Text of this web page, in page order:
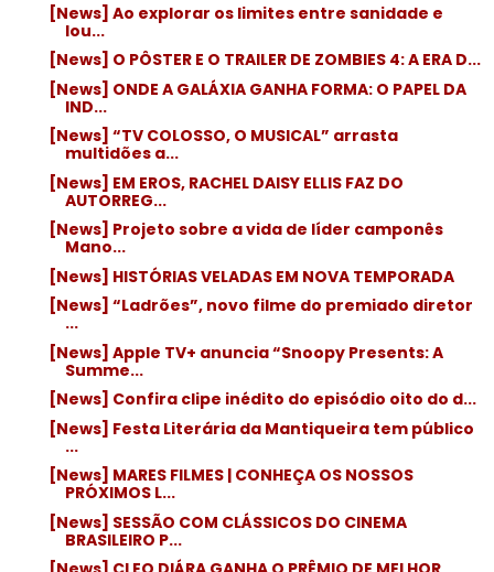
[News] Ao explorar os limites entre sanidade e
lou...
[News] O PÔSTER E O TRAILER DE ZOMBIES 4: A ERA D...
[News] ONDE A GALÁXIA GANHA FORMA: O PAPEL DA
IND...
[News] “TV COLOSSO, O MUSICAL” arrasta
multidões a...
[News] EM EROS, RACHEL DAISY ELLIS FAZ DO
AUTORREG...
[News] Projeto sobre a vida de líder camponês
Mano...
[News] HISTÓRIAS VELADAS EM NOVA TEMPORADA
[News] “Ladrões”, novo filme do premiado diretor
...
[News] Apple TV+ anuncia “Snoopy Presents: A
Summe...
[News] Confira clipe inédito do episódio oito do d...
[News] Festa Literária da Mantiqueira tem público
...
[News] MARES FILMES | CONHEÇA OS NOSSOS
PRÓXIMOS L...
[News] SESSÃO COM CLÁSSICOS DO CINEMA
BRASILEIRO P...